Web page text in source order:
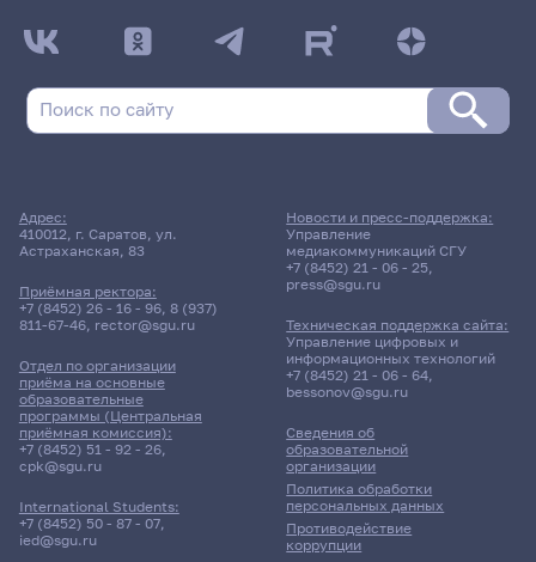
Адрес:
410012, г. Саратов, ул.
Астраханская, 83
Приёмная ректора:
+7 (8452) 26 - 16 - 96, 8 (937)
811-67-46, rector@sgu.ru
Отдел по организации
приёма на основные
образовательные
программы (Центральная
приёмная комиссия):
+7 (8452) 51 - 92 - 26,
cpk@sgu.ru
International Students:
+7 (8452) 50 - 87 - 07,
ied@sgu.ru
Сведения об
образовательной
организации
Политика обработки
персональных данных
Противодействие
коррупции
Новости и пресс-поддержка:
Управление
медиакоммуникаций СГУ
+7 (8452) 21 - 06 - 25,
press@sgu.ru
Техническая поддержка сайта:
Управление цифровых и
информационных технологий
+7 (8452) 21 - 06 - 64,
bessonov@sgu.ru